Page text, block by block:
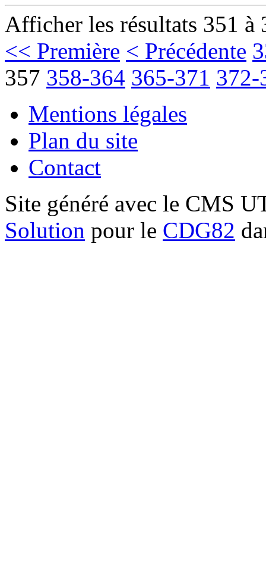
Afficher les résultats 351 à
<< Première < Précédente
357 358-364 365-371 372-
Mentions légales
Plan du site
Contact
Site généré avec le CMS
Solution pour le CDG82